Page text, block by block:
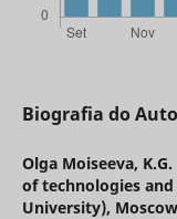
Biografia do
Olga Moiseeva,
of technologies
University),